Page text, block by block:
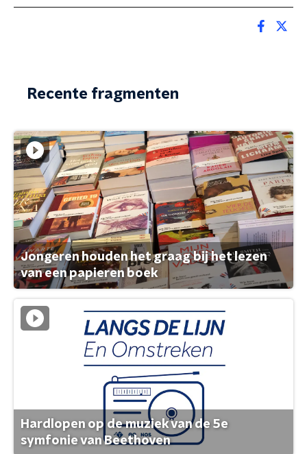
Recente fragmenten
Jongeren houden het graag bij het lezen
van een papieren boek
Hardlopen op de muziek van de 5e
symfonie van Beethoven